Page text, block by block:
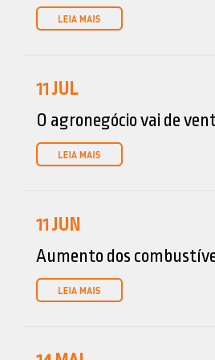
11JUL
O agronegócio vai de
11JUN
Aumento dos